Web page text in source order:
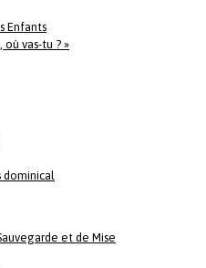
Enfants
où vas-tu ? »
dominical
et de Mise